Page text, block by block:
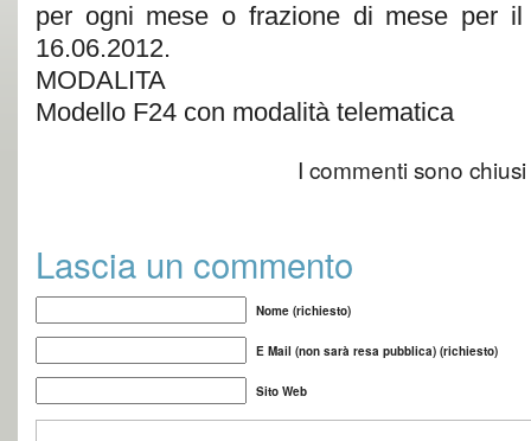
per ogni mese o frazione di mese per il
16.06.2012.
MODALITA
Modello F24 con modalità telematica
I commenti sono chiusi
Lascia un commento
Nome (richiesto)
E Mail (non sarà resa pubblica) (richiesto)
Sito Web